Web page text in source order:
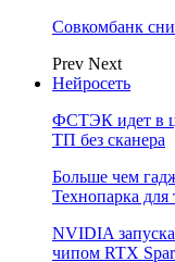
Совкомбанк
Prev Next
Нейросеть
ФСТЭК идет в
ТП без сканера
Больше чем
Технопарка
NVIDIA
чипом RTX